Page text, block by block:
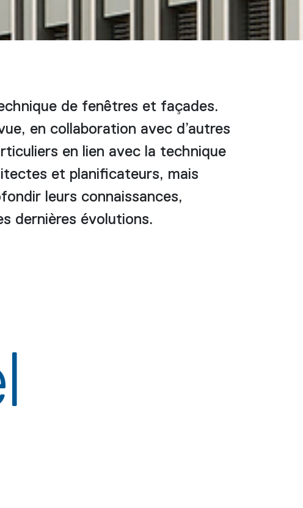
de fenêtres et façades.
en collaboration avec d’autres
en lien avec la technique
et planificateurs, mais
leurs connaissances,
dernières évolutions.